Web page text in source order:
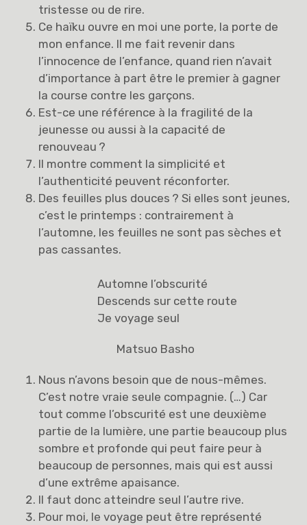
tristesse ou de rire.
Ce haïku ouvre en moi une porte, la porte de
mon enfance. Il me fait revenir dans
l’innocence de l’enfance, quand rien n’avait
d’importance à part être le premier à gagner
la course contre les garçons.
Est-ce une référence à la fragilité de la
jeunesse ou aussi à la capacité de
renouveau ?
Il montre comment la simplicité et
l’authenticité peuvent réconforter.
Des feuilles plus douces ? Si elles sont jeunes,
c’est le printemps : contrairement à
l’automne, les feuilles ne sont pas sèches et
pas cassantes.
Automne l’obscurité
Descends sur cette route
Je voyage seul
Matsuo Basho
Nous n’avons besoin que de nous-mêmes.
C’est notre vraie seule compagnie. (…) Car
tout comme l’obscurité est une deuxième
partie de la lumière, une partie beaucoup plus
sombre et profonde qui peut faire peur à
beaucoup de personnes, mais qui est aussi
d’une extrême apaisance.
Il faut donc atteindre seul l’autre rive.
Pour moi, le voyage peut être représenté